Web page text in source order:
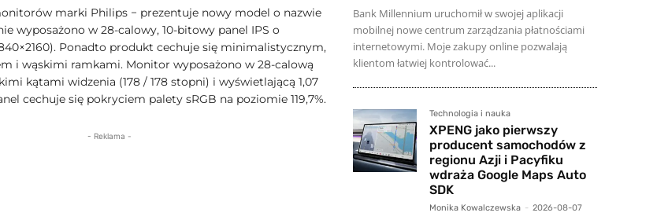
marki Philips − prezentuje nowy model o nazwie
wyposażono w 28-calowy, 10-bitowy panel IPS o
Ponadto produkt cechuje się minimalistycznym,
i wąskimi ramkami. Monitor wyposażono w 28-calową
kątami widzenia (178 / 178 stopni) i wyświetlającą 1,07
cechuje się pokryciem palety sRGB na poziomie 119,7%.
- Reklama -
Bank Millennium uruchomił w swojej aplikacji
mobilnej nowe centrum zarządzania płatnościami
internetowymi. Moje zakupy online pozwalają
klientom łatwiej kontrolować...
Technologia i nauka
XPENG jako pierwszy
producent samochodów z
regionu Azji i Pacyfiku
wdraża Google Maps Auto
SDK
Monika Kowalczewska - 2026-08-07